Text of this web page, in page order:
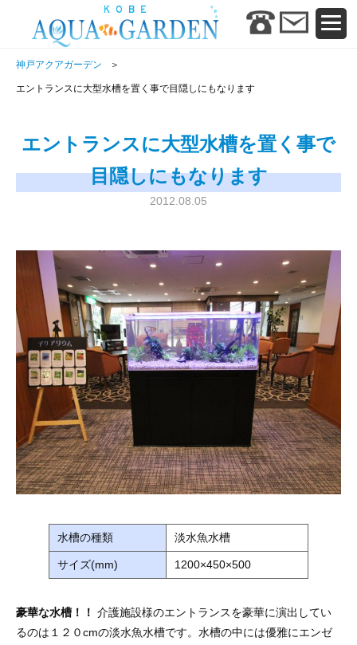
神戸アクアガーデン
エントランスに大型水槽を置く事で目隠しにもなります
エントランスに大型水槽を置く事で
目隠しにもなります
2012.08.05
水槽の種類 淡水魚水槽
サイズ(mm) 1200×450×500
豪華な水槽！！ 介護施設様のエントランスを豪華に演出してい
るのは１２０cmの淡水魚水槽です。水槽の中には優雅にエンゼ